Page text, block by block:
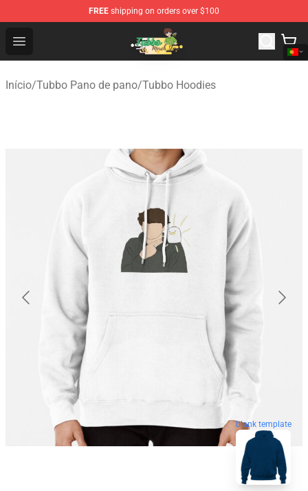
FREE shipping on orders over $100
Open menu
Tubbo Store - Official Tubbo Merchandise Shop
Início/Tubbo Pano de pano/Tubbo Hoodies
blank template